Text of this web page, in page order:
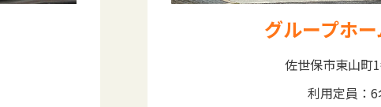
グループホ
佐世保市東山町
利用定員：6